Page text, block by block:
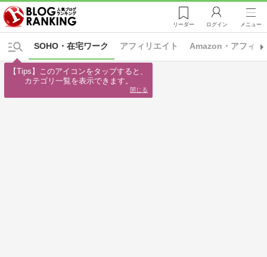
リーダー ログイン メニュー
アフィリエイト Amazon・アフィリ
SOHO・在宅ワーク
【Tips】このアイコンをタップすると、
カテゴリ一覧を表示できます。
閉じる